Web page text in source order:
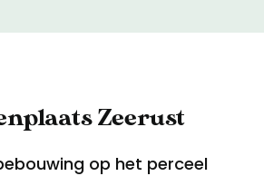
Zeerust
op het perceel